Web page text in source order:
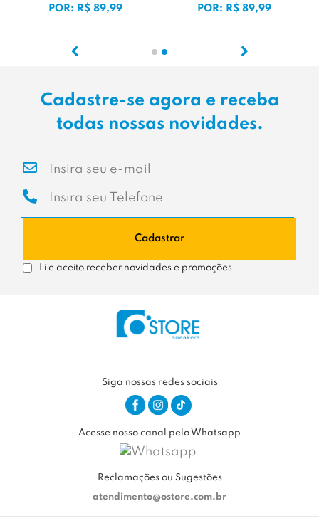
POR: R$ 89,99 POR: R$ 89,99
Cadastre-se agora e receba
todas nossas novidades.
Cadastrar
Li e aceito receber novidades e promoções
Siga nossas redes sociais
Acesse nosso canal pelo Whatsapp
Reclamações ou Sugestões
atendimento@ostore.com.br